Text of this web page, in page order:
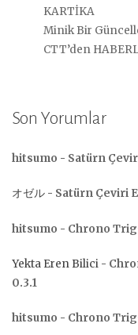
KARTİKA
Minik Bir
CTT’den
Son Yorumlar
hitsumo - Satürn
オゼル - Satürn Çeviri
hitsumo - Chrono
Yekta Eren Bilici -
0.3.1
hitsumo - Chrono